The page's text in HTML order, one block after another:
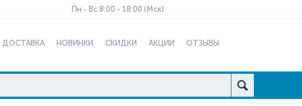
Пн - Вс 8:00 - 18:00 (Мск)
ДОСТАВКА НОВИНКИ СКИДКИ АКЦИИ ОТЗЫВЫ